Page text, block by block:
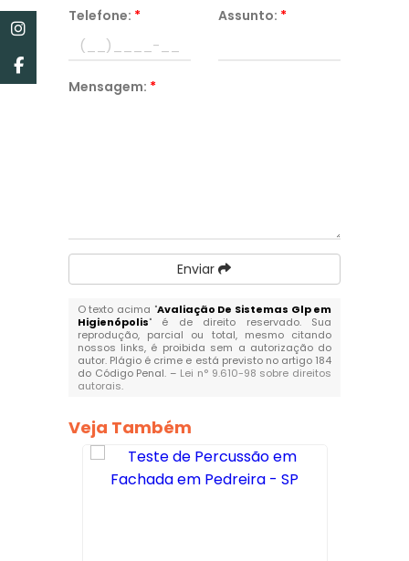
Telefone: * Assunto: *
Mensagem: *
Enviar
O texto acima "Avaliação De Sistemas Glp em
Higienópolis" é de direito reservado. Sua
reprodução, parcial ou total, mesmo citando
nossos links, é proibida sem a autorização do
autor. Plágio é crime e está previsto no artigo 184
do Código Penal. – Lei n° 9.610-98 sobre direitos
autorais.
Veja Também